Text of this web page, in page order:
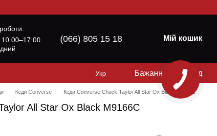
10:00–17:00
(066) 805 15 18 Мій кошик
Укр Бажання Вхід
Кеди Converse Кеди Converse Chuck Taylor All Star Ox Black M9166C
All Star Ox Black M9166C